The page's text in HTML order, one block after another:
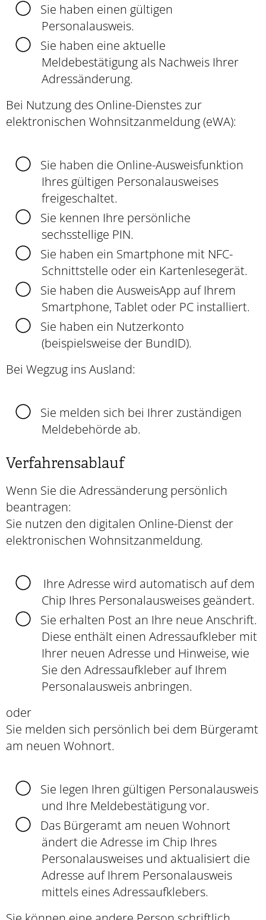
Sie haben einen gültigen
Personalausweis.
Sie haben eine aktuelle
Meldebestätigung als Nachweis Ihrer
Adressänderung.
Bei Nutzung des Online-Dienstes zur
elektronischen Wohnsitzanmeldung (eWA):
Sie haben die Online-Ausweisfunktion
Ihres gültigen Personalausweises
freigeschaltet.
Sie kennen Ihre persönliche
sechsstellige PIN.
Sie haben ein Smartphone mit NFC-
Schnittstelle oder ein Kartenlesegerät.
Sie haben die AusweisApp auf Ihrem
Smartphone, Tablet oder PC installiert.
Sie haben ein Nutzerkonto
(beispielsweise der BundID).
Bei Wegzug ins Ausland:
Sie melden sich bei Ihrer zuständigen
Meldebehörde ab.
Verfahrensablauf
Wenn Sie die Adressänderung persönlich
beantragen:
Sie nutzen den digitalen Online-Dienst der
elektronischen Wohnsitzanmeldung.
Ihre Adresse wird automatisch auf dem
Chip Ihres Personalausweises geändert.
Sie erhalten Post an Ihre neue Anschrift.
Diese enthält einen Adressaufkleber mit
Ihrer neuen Adresse und Hinweise, wie
Sie den Adressaufkleber auf Ihrem
Personalausweis anbringen.
oder
Sie melden sich persönlich bei dem Bürgeramt
am neuen Wohnort.
Sie legen Ihren gültigen Personalausweis
und Ihre Meldebestätigung vor.
Das Bürgeramt am neuen Wohnort
ändert die Adresse im Chip Ihres
Personalausweises und aktualisiert die
Adresse auf Ihrem Personalausweis
mittels eines Adressaufklebers.